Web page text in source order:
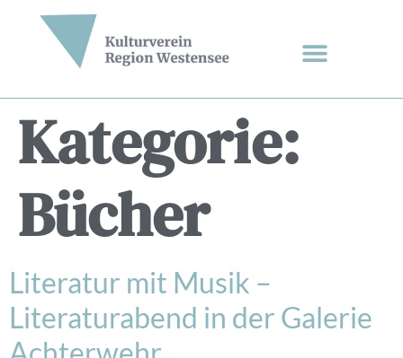
Kategorie:
Bücher
Literatur mit Musik –
Literaturabend in der Galerie